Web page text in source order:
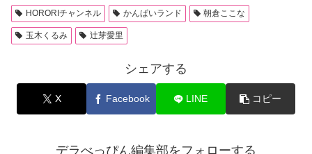
HORORIチャンネル かんぱいランド 朝倉ここな
玉木くるみ 辻芽愛里
シェアする
X Facebook LINE コピー
デラべっぴん編集部をフォローする